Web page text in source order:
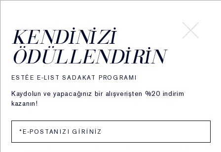
5 Steps to Skin Prep
Put some prep in your step.
Discover how to achieve
KENDINIZI
ÖDÜLLENDIRIN
ESTÉE E-LIST SADAKAT PROGRAMI
Kaydolun ve yapacağınız bir alışverişten %20 indirim
kazanın!